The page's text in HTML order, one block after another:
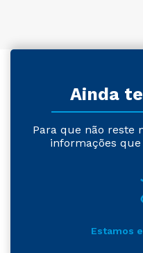
Ainda
Para que não reste
informações
Estamos